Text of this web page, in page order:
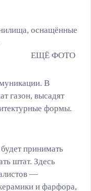
оснащённые
В
газон, высадят
формы.
принимать
штат. Здесь
―
и фарфора,